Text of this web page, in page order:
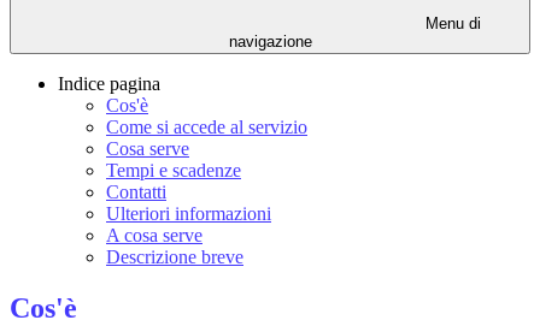
Menu di
navigazione
Indice pagina
Cos'è
Come si accede al servizio
Cosa serve
Tempi e scadenze
Contatti
Ulteriori informazioni
A cosa serve
Descrizione breve
Cos'è